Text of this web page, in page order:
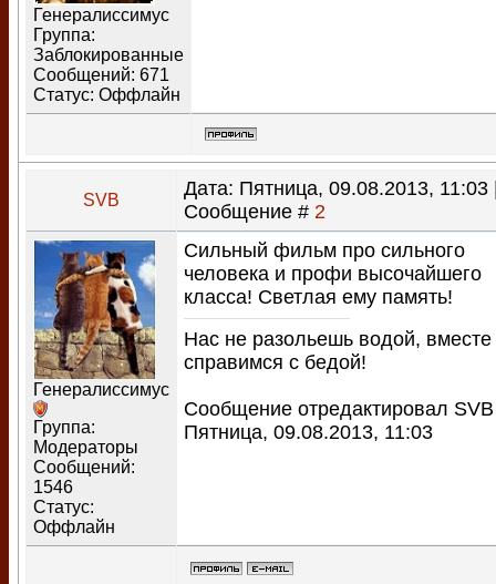
Генералиссимус
Группа:
Заблокированные
Сообщений: 671
Статус: Оффлайн
SVB
Дата: Пятница, 09.08.2013, 11:03
Сообщение # 2
Генералиссимус
Группа:
Модераторы
Сообщений:
1546
Статус:
Оффлайн
Сильный фильм про сильного
человека и профи высочайшего
класса! Светлая ему память!
Нас не разольешь водой, вместе
справимся с бедой!
Сообщение отредактировал SVB
Пятница, 09.08.2013, 11:03